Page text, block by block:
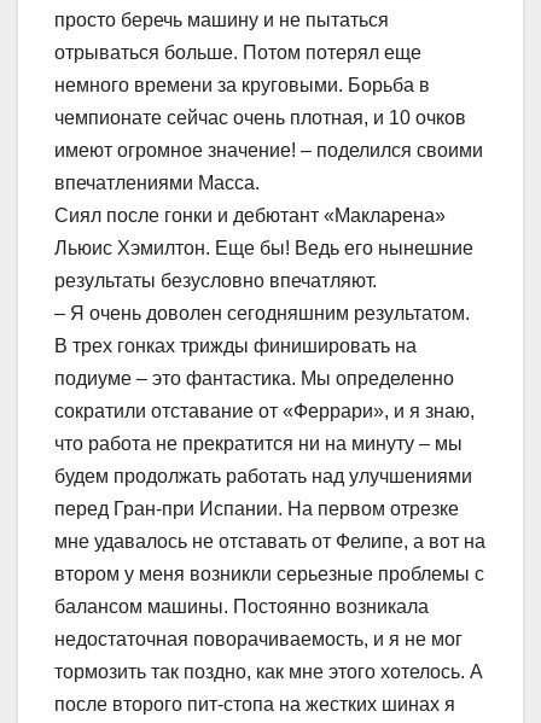
просто беречь машину и не пытаться
отрываться больше. Потом потерял еще
немного времени за круговыми. Борьба в
чемпионате сейчас очень плотная, и 10 очков
имеют огромное значение! – поделился своими
впечатлениями Масса.
Сиял после гонки и дебютант «Макларена»
Льюис Хэмилтон. Еще бы! Ведь его нынешние
результаты безусловно впечатляют.
– Я очень доволен сегодняшним результатом.
В трех гонках трижды финишировать на
подиуме – это фантастика. Мы определенно
сократили отставание от «Феррари», и я знаю,
что работа не прекратится ни на минуту – мы
будем продолжать работать над улучшениями
перед Гран-при Испании. На первом отрезке
мне удавалось не отставать от Фелипе, а вот на
втором у меня возникли серьезные проблемы с
балансом машины. Постоянно возникала
недостаточная поворачиваемость, и я не мог
тормозить так поздно, как мне этого хотелось. А
после второго пит-стопа на жестких шинах я